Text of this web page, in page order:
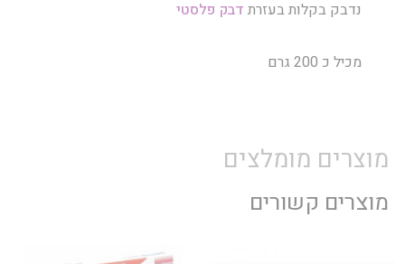
נדבק בקלות בעזרת דבק פלסטי
מכיל כ 200 גרם
מוצרים מומלצים
מוצרים קשורים